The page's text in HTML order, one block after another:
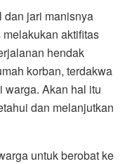
dan jari manisnya
aktifitas
hendak
korban, terdakwa
warga. Akan hal itu
dan melanjutkan
untuk berobat ke